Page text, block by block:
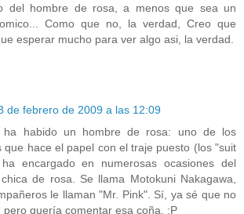
del hombre de rosa, a menos que sea un
Como que no, la verdad, Creo que
esperar mucho para ver algo asi, la verdad.
de febrero de 2009 a las 12:09
ha habido un hombre de rosa: uno de los
que hace el papel con el traje puesto (los "suit
encargado en numerosas ocasiones del
de rosa. Se llama Motokuni Nakagawa,
le llaman "Mr. Pink". Sí, ya sé que no
pero quería comentar esa coña. :P